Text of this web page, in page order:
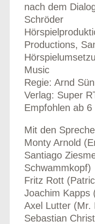
nach dem
Schröder
Productions,
Music
Regie: Arnd
Verlag: Super
Empfohlen ab 6
Mit den
Monty Arnold
Santiago
Schwammkopf)
Fritz Rott
Joachim Kapps
Axel Lutter (Mr.
Sebastian